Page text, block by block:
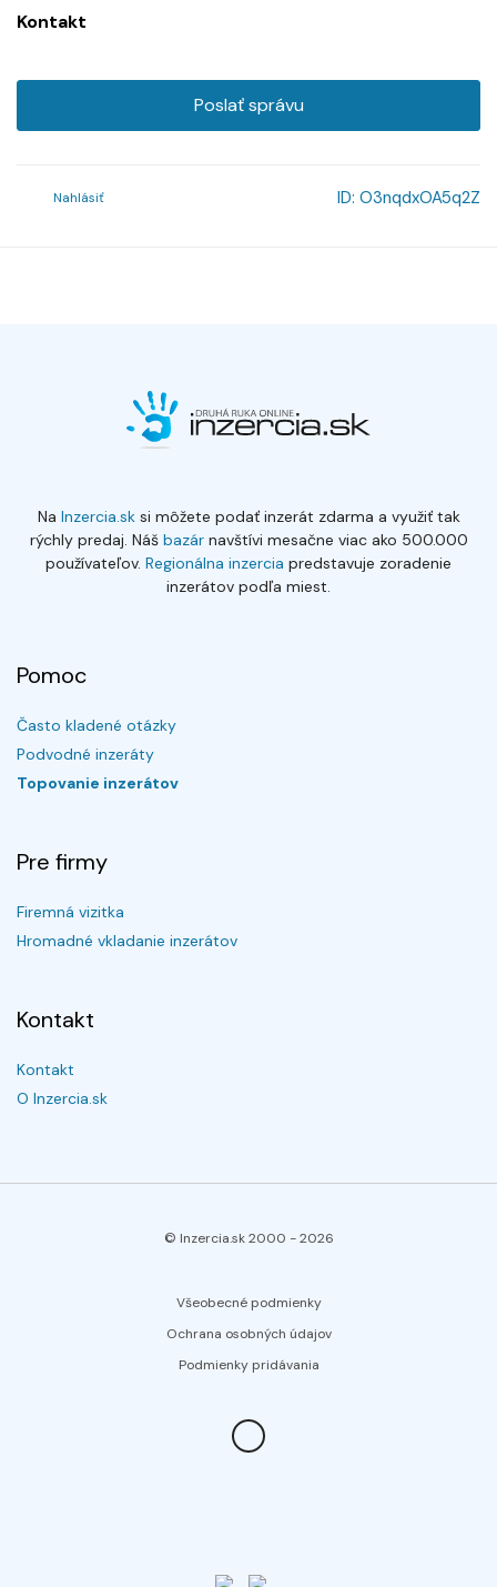
Kontakt
Poslať správu
Nahlásiť ID: O3nqdxOA5q2Z
Na Inzercia.sksi môžete podať inzerát zdarma a využiť tak
rýchly predaj. Náš bazárnavštívi mesačne viac ako 500.000
používateľov. Regionálna inzercia predstavuje zoradenie
inzerátov podľa miest.
Pomoc
Často kladené otázky
Podvodné inzeráty
Topovanie inzerátov
Pre firmy
Firemná vizitka
Hromadné vkladanie inzerátov
Kontakt
Kontakt
O Inzercia.sk
© Inzercia.sk 2000 -2026
Všeobecné podmienky
Ochrana osobných údajov
Podmienky pridávania